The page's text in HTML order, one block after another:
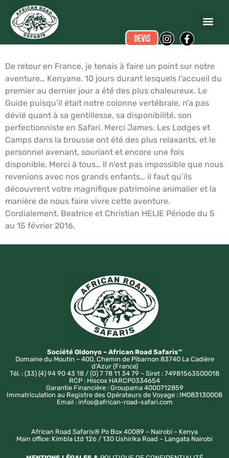
Béatrice HELIE
Dates du voyage : du 05/02/2016 au 16/02/2016
De retour en France, je tenais à faire un point sur notre
aventure… Kenyane. 10 jours durant lesquels l’accueil du
premier au dernier jour a été des plus chaleureux. Le
Guide puisqu’il était notre colonne vertébrale, n’a pas
dévié quant à sa gentillesse, sa disponibilité, son
perfectionniste en Safari. Merci James. Les Lodges et
Camps dans la brousse ont été des plus relaxants, et le
personnel avenant, souriant et encore une fois
disponible, Merci à tous… Il n’est pas impossible que nous
revenions avec nos grands enfants… il faut qu’ils
découvrent votre magnifique patrimoine animalier et la
manière de nous faire vivre cette aventure.
Cordialement. Beatrice et Christian HELIE Période du 5
au 15 février 2016.
Société Oldonyo – African Road Safaris™
Domaine du Moutin – 400, Chemin de Pibarnon 83740 La Cadière
d’Azur (France)
Tél. : (33) (4) 94 90 43 18 / (0) 7 78 11 34 79 – Siret : 74981563500018
RCP : Hiscox HARCP0334654
Garantie Financière : Groupama 4000712859
Immatriculation au Registre des Opérateurs de Voyage : IM083130008
Email : infos@african-road-safari.com
African Road Safaris® Po Box 40089 – Nairobi – Kenya
Main office: Kimbla Ltd 126 / 130 Ushirika Road – Langata Nairobi